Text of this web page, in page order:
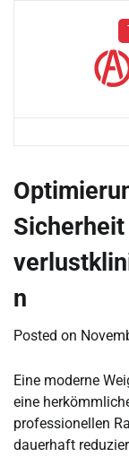
Sicherheit
n
Posted on
Eine moderne
eine
professionellen
dauerhaft